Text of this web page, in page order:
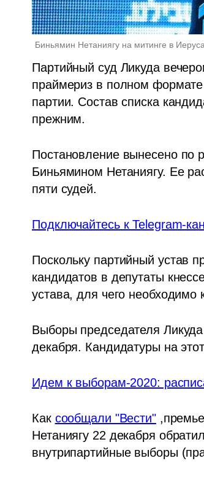
Биньямин Нетаниягу на митинге в
Партийный суд Ликуда
праймериз в полном
партии. Состав списка
прежним.
Постановление вынесено по
Биньямином Нетаниягу. Ее
пяти судей.
Подключайтесь к Telegram-
Поскольку партийный устав
кандидатов в депутаты
устава, для чего
Выборы председателя
декабря. Кандидатуры на
Идем к выборам-2020:
Как сообщали "Вести"
Нетаниягу 22 декабря
внутрипартийные выборы